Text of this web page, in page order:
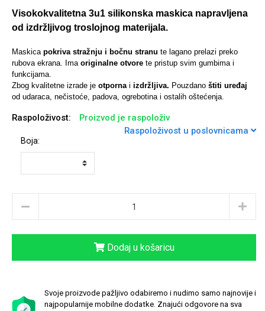
Visokokvalitetna 3u1 silikonska maskica napravljena
od izdržljivog troslojnog materijala.
Maskica pokriva stražnju i bočnu stranu te lagano prelazi preko
rubova ekrana. Ima originalne otvore te pristup svim gumbima i
funkcijama.
Zbog kvalitetne izrade je otpornai izdržljiva. Pouzdano štiti uređaj
od udaraca, nečistoće, padova, ogrebotina i ostalih oštećenja.
Raspoloživost:
Proizvod je raspoloživ
Raspoloživost u poslovnicama
Boja:
Dodaj u košaricu
Svoje proizvode pažljivo odabiremo i nudimo samo najnovije i
najpopularnije mobilne dodatke. Znajući odgovore na sva
Sleng Feel Good
Valentinovo
Univerzalne futrole i
maskice
Preklopne maskice